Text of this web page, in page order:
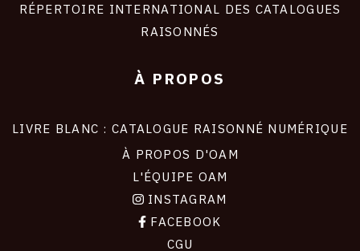
RÉPERTOIRE INTERNATIONAL DES CATALOGUES
RAISONNÉS
À PROPOS
LIVRE BLANC : CATALOGUE RAISONNÉ NUMÉRIQUE
À PROPOS D'OAM
L'ÉQUIPE OAM
INSTAGRAM
FACEBOOK
CGU